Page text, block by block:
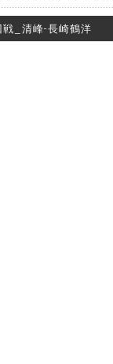
戦_清峰-長崎鶴洋